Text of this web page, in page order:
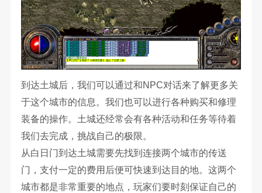
到达土城后，我们可以通过和NPC对话来了解更多关
于这个城市的信息。我们也可以进行各种购买和修理
装备的操作。土城还经常会有各种活动和任务等待着
我们去完成，挑战自己的极限。
从白日门到达土城需要先找到连接两个城市的传送
门，支付一定的费用后便可快速到达目的地。这两个
城市都是非常重要的地点，玩家们要时刻保证自己的